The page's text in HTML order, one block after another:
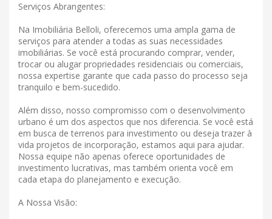
Serviços Abrangentes:
Na Imobiliária Belloli, oferecemos uma ampla gama de
serviços para atender a todas as suas necessidades
imobiliárias. Se você está procurando comprar, vender,
trocar ou alugar propriedades residenciais ou comerciais,
nossa expertise garante que cada passo do processo seja
tranquilo e bem-sucedido.
Além disso, nosso compromisso com o desenvolvimento
urbano é um dos aspectos que nos diferencia. Se você está
em busca de terrenos para investimento ou deseja trazer à
vida projetos de incorporação, estamos aqui para ajudar.
Nossa equipe não apenas oferece oportunidades de
investimento lucrativas, mas também orienta você em
cada etapa do planejamento e execução.
A Nossa Visão: